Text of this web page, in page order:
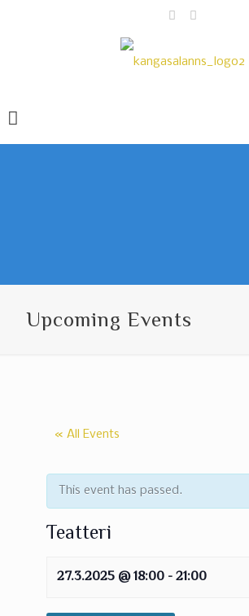
Upcoming Events
« All Events
This event has passed.
Teatteri
27.3.2025 @ 18:00- 21:00